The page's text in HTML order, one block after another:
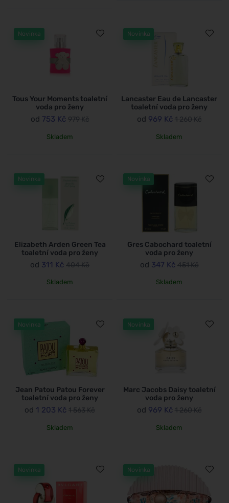
Novinka
Tous Your Moments toaletní
voda pro ženy
od 753 Kč 979 Kč
Skladem
Novinka
Lancaster Eau de Lancaster
toaletní voda pro ženy
od 969 Kč 1 260 Kč
Skladem
Novinka
Elizabeth Arden Green Tea
toaletní voda pro ženy
od 311 Kč 404 Kč
Skladem
Novinka
Gres Cabochard toaletní
voda pro ženy
od 347 Kč 451 Kč
Skladem
Novinka
Jean Patou Patou Forever
toaletní voda pro ženy
od 1 203 Kč 1 563 Kč
Skladem
Novinka
Marc Jacobs Daisy toaletní
voda pro ženy
od 969 Kč 1 260 Kč
Skladem
Novinka Novinka